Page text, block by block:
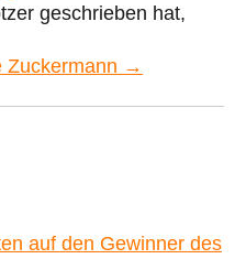
geschrieben hat,
Zuckermann →
auf den Gewinner des